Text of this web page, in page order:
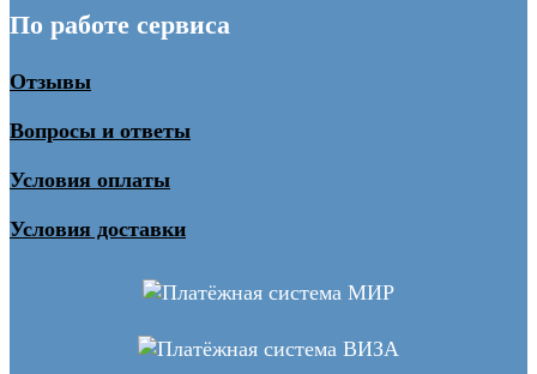
По работе сервиса
Отзывы
Вопросы и ответы
Условия оплаты
Условия доставки